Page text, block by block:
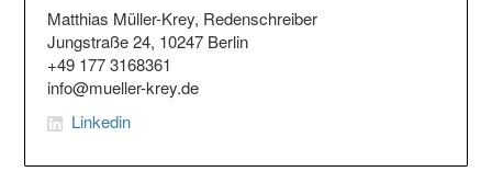
Matthias Müller-Krey, Redenschreiber
Jungstraße 24, 10247 Berlin
+49 177 3168361
info@mueller-krey.de
Linkedin